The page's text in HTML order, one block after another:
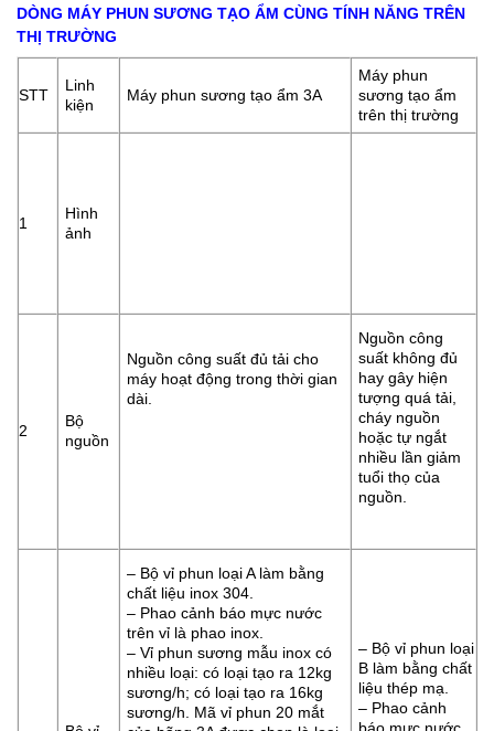
DÒNG MÁY PHUN SƯƠNG TẠO ẨM CÙNG TÍNH NĂNG TRÊN
THỊ TRƯỜNG
STT
Linh
kiện
Máy phun sương tạo ẩm 3A
Máy phun
sương tạo ẩm
trên thị trường
1
Hình
ảnh
2
Bộ
nguồn
Nguồn công suất đủ tải cho
máy hoạt động trong thời gian
dài.
Nguồn công
suất không đủ
hay gây hiện
tượng quá tải,
cháy nguồn
hoặc tự ngắt
nhiều lần giảm
tuổi thọ của
nguồn.
– Bộ vỉ phun loại A làm bằng
chất liệu inox 304.
– Phao cảnh báo mực nước
trên vỉ là phao inox.
– Vỉ phun sương mẫu inox có
nhiều loại: có loại tạo ra 12kg
sương/h; có loại tạo ra 16kg
sương/h. Mã vỉ phun 20 mắt
– Bộ vỉ phun loại
B làm bằng chất
liệu thép mạ.
– Phao cảnh